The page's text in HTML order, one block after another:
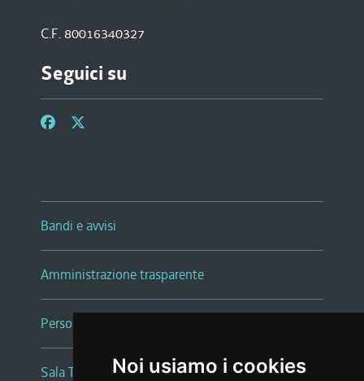
Noi usiamo i cookies
C.F. 80016340327
Seguici su
Bandi e avvisi
Amministrazione trasparente
Persone e Uffici
Sala Tiziano Tessitori